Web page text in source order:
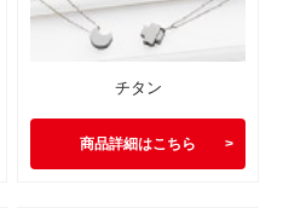
チタン
商品詳細はこちら